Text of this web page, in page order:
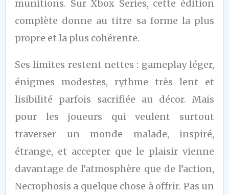
munitions. Sur Xbox Series, cette édition
complète donne au titre sa forme la plus
propre et la plus cohérente.
Ses limites restent nettes : gameplay léger,
énigmes modestes, rythme très lent et
lisibilité parfois sacrifiée au décor. Mais
pour les joueurs qui veulent surtout
traverser un monde malade, inspiré,
étrange, et accepter que le plaisir vienne
davantage de l’atmosphère que de l’action,
Necrophosis a quelque chose à offrir. Pas un